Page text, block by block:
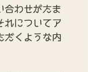
合わせがたま
れについてア
だくような内